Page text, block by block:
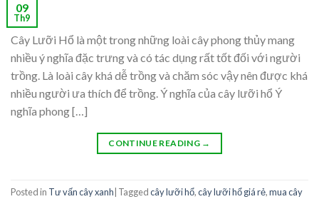
09
Th9
Cây Lưỡi Hổ là một trong những loài cây phong thủy mang
nhiều ý nghĩa đặc trưng và có tác dụng rất tốt đối với người
trồng. Là loài cây khá dễ trồng và chăm sóc vậy nên được khá
nhiều người ưa thích để trồng. Ý nghĩa của cây lưỡi hổ Ý
nghĩa phong […]
CONTINUE READING →
Posted in Tư vấn cây xanh Taggedcây lưỡi hổ,cây lưỡi hổ giá rẻ,mua cây